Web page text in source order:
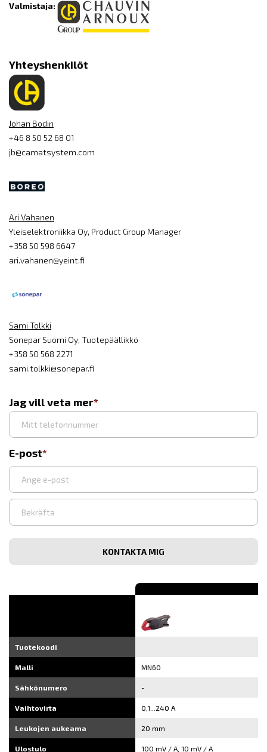
Valmistaja:
Yhteyshenkilöt
Johan Bodin
+46 8 50 52 68 01
jb@camatsystem.com
Ari Vahanen
Yleiselektroniikka Oy, Product Group Manager
+358 50 598 6647
ari.vahanen@yeint.fi
Sami Tolkki
Sonepar Suomi Oy, Tuotepäällikkö
+358 50 568 2271
sami.tolkki@sonepar.fi
Jag vill veta mer
E-post
Syötä
sähköpostiosoite
Vahvista
Tuotekoodi
Malli MN60
Sähkönumero -
Vaihtovirta 0,1...240 A
Leukojen aukeama 20 mm
Ulostulo 100 mV / A, 10 mV / A